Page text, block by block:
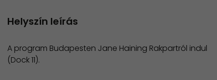
Helyszín leírás
A program Budapesten Jane Haining Rakpartról indul
(Dock 11).